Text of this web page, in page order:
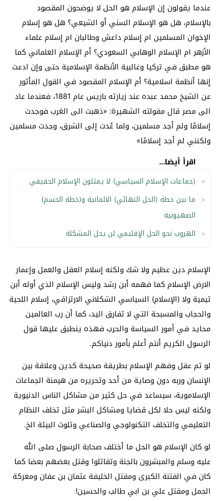
عندما يقولون إن الإسلام هو الحل لا يوضحون المقصود
بالإسلام، هل هو الإسلام السني أو الشيعي؟ هل هو إسلام
الإخوان المسلمين ام إسلام داعش وطالبان ام إسلام علماء
الأزهر ام الإسلام الوهابي السعودي؟ أم الإسلام العلماني كما
هو مطبق في تركيا وغالبية الأنظمة الإسلامية حتى وإن ادعت
إنها أنظمة اسلامية؟ أم الإسلام المقصود في القول المأثور
عن الشيخ محمد عبده عند زيارته باريس عام 1881، فعندما عاد
الى مصر قال مقولته الشهيرة: «ذهبت الى الغرب فوجدت
إسلامًا ولم أجد مسلمين، ولما عُدت إلى الشرق، وجدت مسلمين
ولكنني لم أجد إسلامًا»
اقرأ أيضا...
(جماعات الإسلام السياسي) لا يمثلون الإسلام الحقيقي
ما بين حطة (الحل النهائي) الالمانية و(خطة الحسم)
الصهيونية
الهروب نحو الحل الإقليمي لن يحل المشكلة
الإسلام دين عظيم ولا شك ولكنه إسلام العقل والعمل وإعمار
الارض الإسلام كما فهمه أبن رشد وليس الإسلام الذي أوله أبن
تيمية ولا (الإسلام) السياسي الشكلاني الارتزاقي، إسلام اللحية
والحجاب والمسبحة التي لا تفارق اليد، كما أن رب العالمين
محايد في أمور السياسة والحرب فهذه ينطبق عليها قول
الرسول الكريم أنتم أعلم بأمور دنياكم.
لو تم عقل وفهم الإسلام بطريقة صحيحة كدين وعلاقة بين
الإنسان وربه دون وصاية من أحد وتحريره من هيمنة الجماعات
الإسلاموية، سيساعد في حل كثير من مشاكل الناس الدنيوية
ولكنه ليس حلا لكل قضايا ومشاكل البشر مثل تخلف النظام
التعليمي والتخلف التكنولوجي والصناعي وتلوث البيئة الخ.
لو كان الإسلام هو الحل ما أختلف صحابة الرسول صلى الله
عليه وسلم والمبشرون بالجنة وتقاتلوا وقتل بعضهم بعضا كما
كان في الفتنة الكبرى ومقتل الخليفة عثمان بن عفان ومعركة
الجمل ومقتل علي بن ابي طالب والحسين!